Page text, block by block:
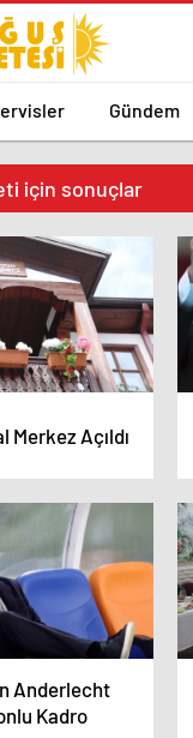
Gündem
için sonuçlar
Merkez Açıldı
Anderlecht
Kadro